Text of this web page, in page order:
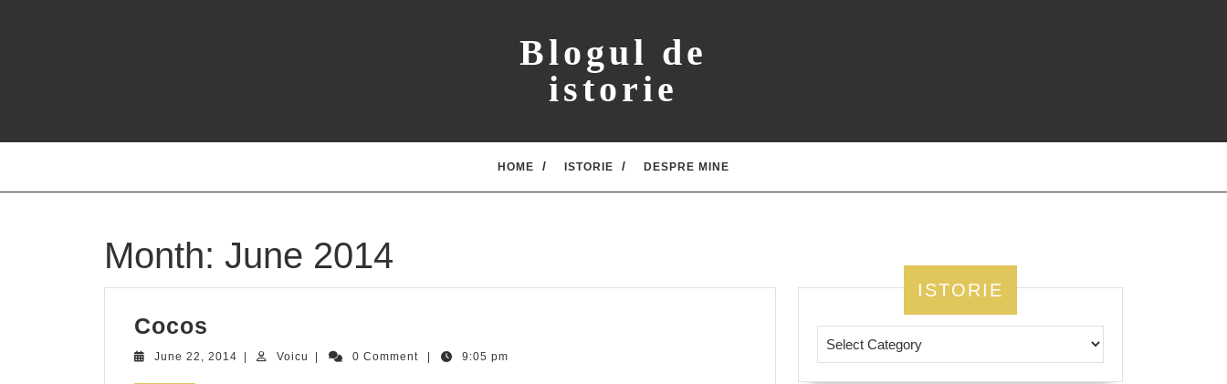
Blogul de
istorie
HOME ISTORIE DESPRE MINE
Month: June 2014
Cocos
June 22, 2014 June
Voicu Voicu 0 Comment 9:05 pm
ISTORIE